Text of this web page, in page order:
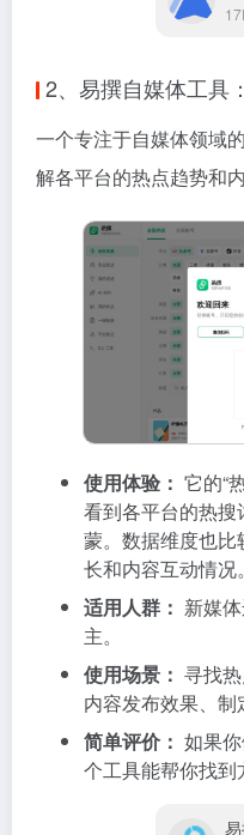
2、易撰自媒体工具
一个专注于自媒体领域
解各平台的热点趋势和内
使用体验： 它的“
看到各平台的热
蒙。数据维度也
长和内容互动情况。
适用人群： 新媒
主。
使用场景： 寻找
内容发布效果、制
简单评价： 如果
个工具能帮你找到